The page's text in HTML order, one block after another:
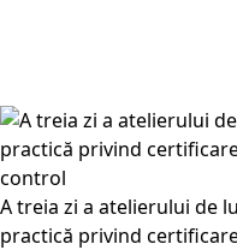
A treia zi a atelierului de
practică privind